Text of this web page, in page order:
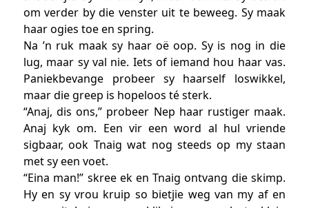
om verder by die venster uit te beweeg. Sy maak
haar ogies toe en spring.
Na ’n ruk maak sy haar oë oop. Sy is nog in die
lug, maar sy val nie. Iets of iemand hou haar vas.
Paniekbevange probeer sy haarself loswikkel,
maar die greep is hopeloos té sterk.
“Anaj, dis ons,” probeer Nep haar rustiger maak.
Anaj kyk om. Een vir een word al hul vriende
sigbaar, ook Tnaig wat nog steeds op my staan
met sy een voet.
“Eina man!” skree ek en Tnaig ontvang die skimp.
Hy en sy vrou kruip so bietjie weg van my af en